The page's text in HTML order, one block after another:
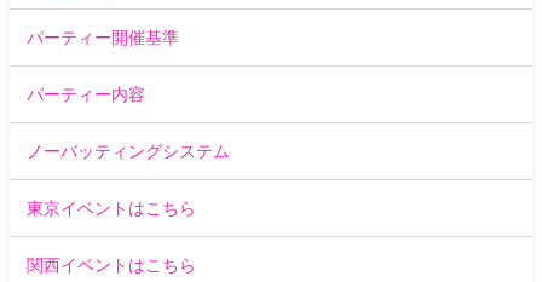
パーティー開催基準
パーティー内容
ノーバッティングシステム
東京イベントはこちら
関西イベントはこちら